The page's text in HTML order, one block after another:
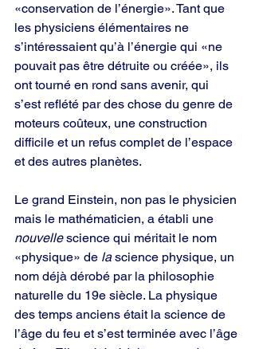
«conservation de l’énergie». Tant que
les physiciens élémentaires ne
s’intéressaient qu’à l’énergie qui «ne
pouvait pas être détruite ou créée», ils
ont tourné en rond sans avenir, qui
s’est reflété par des chose du genre de
moteurs coûteux, une construction
difficile et un refus complet de l’espace
et des autres planètes.
Le grand Einstein, non pas le physicien
mais le mathématicien, a établi une
nouvelle science qui méritait le nom
«physique» de la science physique, un
nom déjà dérobé par la philosophie
naturelle du 19e siècle. La physique
des temps anciens était la science de
l’âge du feu et s’est terminée avec l’âge